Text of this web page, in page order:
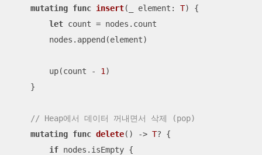
mutating func insert( element : T)
{
let count = nodes.count
        nodes.append(element)
        up(count
- 1 )
    }
// Heap에서 데이터 꺼내면서 삭제 (pop)
mutating func delete() -> T? {
if nodes.isEmpty {